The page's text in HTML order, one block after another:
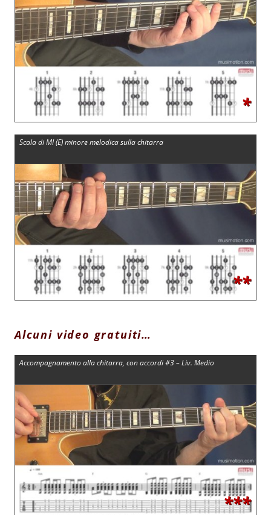
*
Scala di MI (E) minore melodica sulla chitarra
**
Alcuni video gratuiti…
Accompagnamento alla chitarra, con accordi #3 – Liv. Medio
***